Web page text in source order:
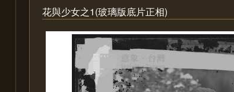
花與少女之1(玻璃版底片正相)